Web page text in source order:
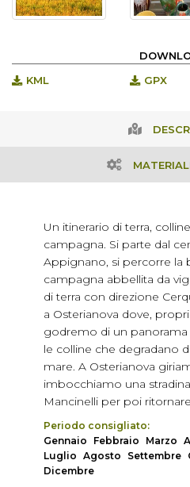
KML
GPX
Un itinerario di terra,
campagna. Si parte dal
Appignano, si percorre la
campagna abbellita da
di terra con direzione
a Osterianova dove,
godremo di un
le colline che degradano
mare. A Osterianova
imbocchiamo una
Mancinelli per poi
Periodo consigliato:
Gennaio
Febbraio Marzo
Luglio Agosto Settembre
Dicembre